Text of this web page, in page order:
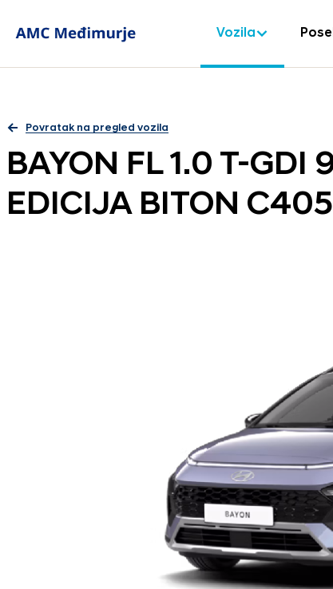
Vozila
Povratak na pregled vozila
BAYON FL 1.0 T-GDI
EDICIJA BITON C405